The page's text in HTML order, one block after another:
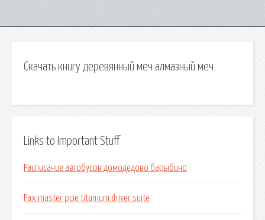
Скачать книгу деревянный меч алмазный меч
Links to Important Stuff
Расписание автобусов домодедово барыбино
Pax master pcie titanium driver suite